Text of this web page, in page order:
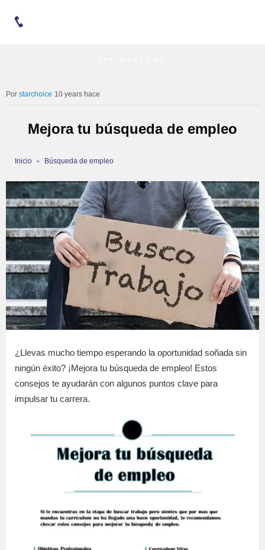
starchoice 10 years hace
Mejora tu búsqueda de empleo
Inicio Búsqueda de empleo
¿Llevas mucho tiempo esperando la oportunidad soñada sin
ningún éxito? ¡Mejora tu búsqueda de empleo! Estos
consejos te ayudarán con algunos puntos clave para
impulsar tu carrera.